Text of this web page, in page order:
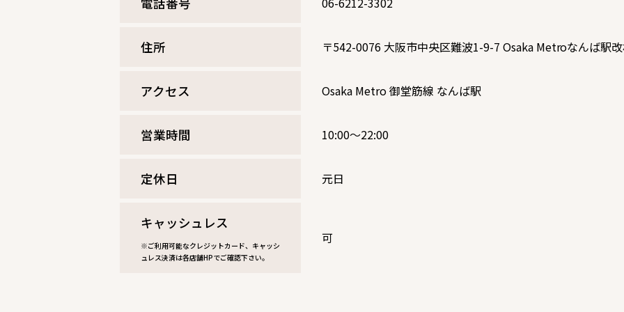
住所 〒542-0076 大阪市中央区難波1-9-7 Osaka Metroなんば駅
アクセス Osaka Metro 御堂筋線 なんば駅
営業時間 10:00～22:00
定休⽇ 元日
キャッシュレス
※ご利用可能なクレジットカード、キャッシ
ュレス決済は各店舗HPでご確認下さい。
可